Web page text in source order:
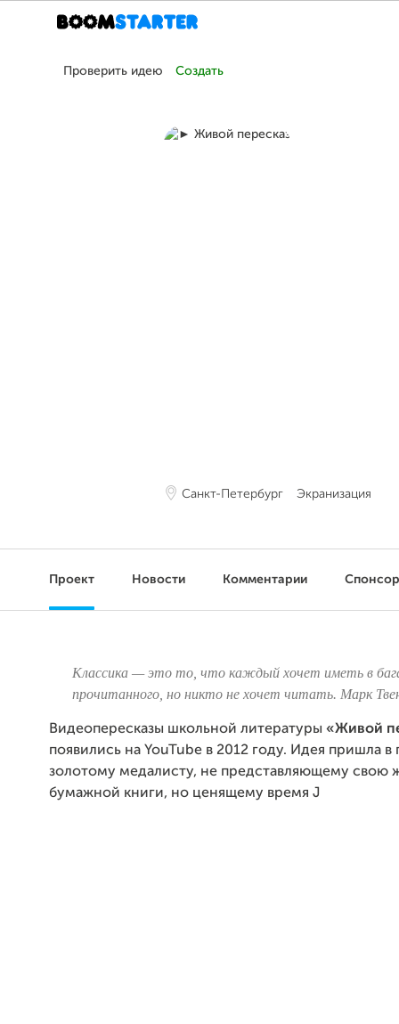
Проверить идею Создать
Санкт-Петербург Экранизация
Проект Новости Комментарии
Классика — это то, что каждый хочет иметь в
прочитанного, но никто не хочет читать. Марк
Видеопересказы школьной литературы «Живой
появились на YouTube в 2012 году. Идея пришла в
золотому медалисту, не представляющему свою
бумажной книги, но ценящему время J